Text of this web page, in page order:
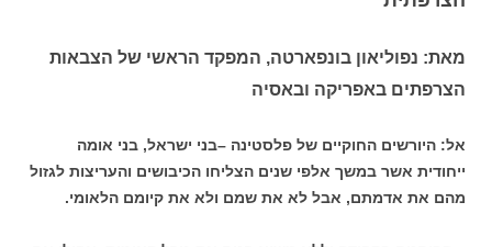
מאת: נפוליאון בונפארטה, המפקד הראשי של הצבאות
הצרפתים באפריקה ובאסיה
אל: היורשים החוקיים של פלסטינה –בני ישראל, בני אומה
ייחודית אשר במשך אלפי שנים הצליחו הכיבושים והעריצות לגזול
מהם את אדמתם, אבל לא את שמם ולא את קיומם הלאומי.